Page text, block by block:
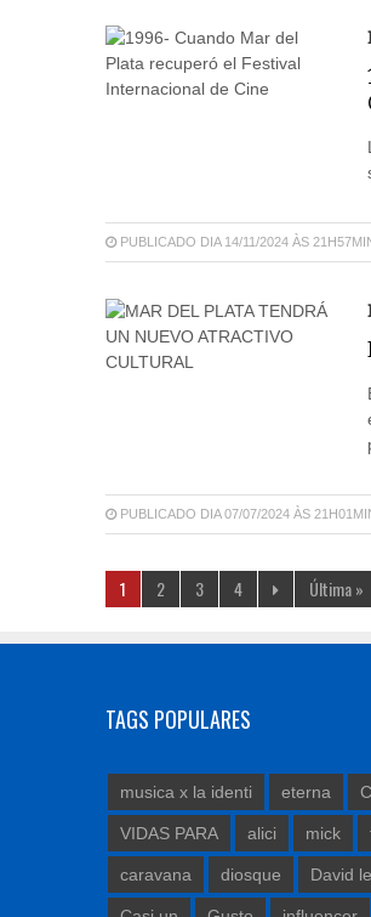
PUBLICADO DIA 14/11/2024 ÀS
PUBLICADO DIA 07/07/2024 ÀS
1 2 3 4 Última »
TAGS POPULARES
musica x la identi eterna
VIDAS PARA alici mick
caravana diosque David